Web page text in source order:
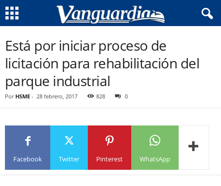
Está por iniciar proceso de
licitación para rehabilitación del
parque industrial
Por HSME - 28 febrero, 2017 828 0
Facebook Twitter Pinterest WhatsApp